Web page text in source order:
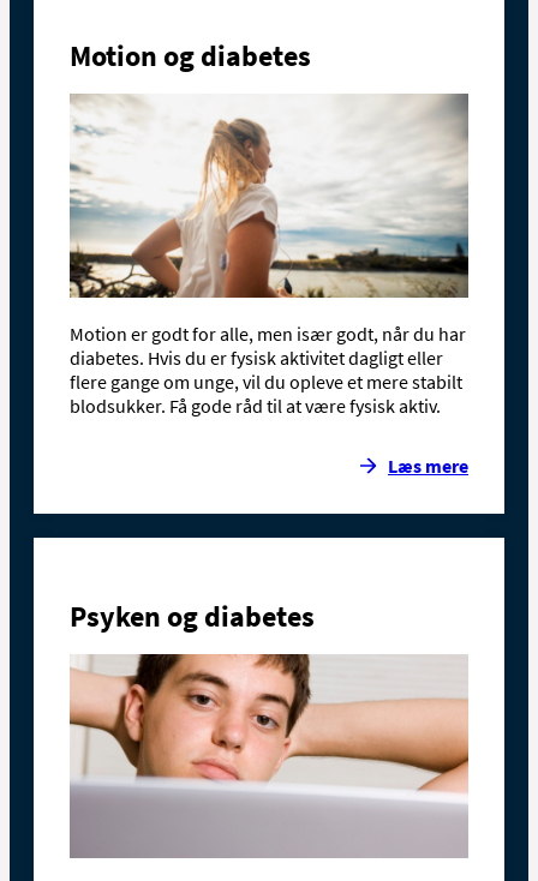
Motion og diabetes
Motion er godt for alle, men især godt, når du har
diabetes. Hvis du er fysisk aktivitet dagligt eller
flere gange om unge, vil du opleve et mere stabilt
blodsukker. Få gode råd til at være fysisk aktiv.
Læs mere
Psyken og diabetes